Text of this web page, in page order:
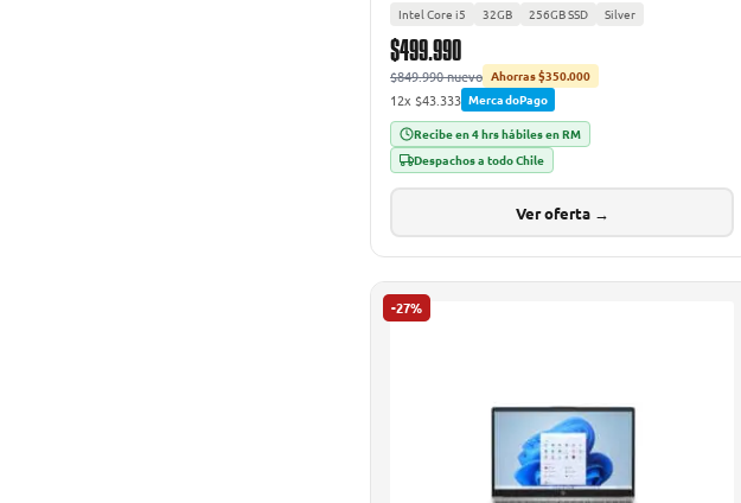
Intel Core i5 32GB 256GB SSD Silver
$499.990
$849.990 nuevo Ahorras $350.000
12x $43.333 MercadoPago
Recibe en 4 hrs hábiles en RM
Despachos a todo Chile
Ver oferta →
-27%